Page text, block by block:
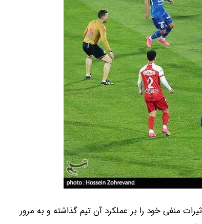
تاثیرات منفی خود را بر عملکرد آن تیم گذاشته و به مرور